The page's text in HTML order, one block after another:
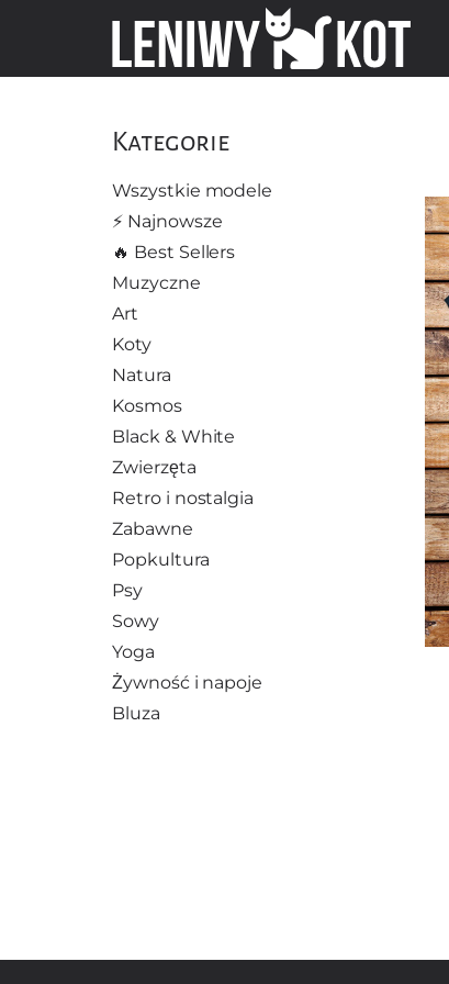
Kategorie
Wszystkie modele
⚡️ Najnowsze
🔥 Best Sellers
Muzyczne
Art
Koty
Natura
Kosmos
Black & White
Zwierzęta
Retro i nostalgia
Zabawne
Popkultura
Psy
Sowy
Yoga
Żywność i napoje
Bluza